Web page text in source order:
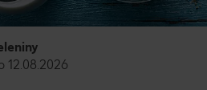
12.08.2026